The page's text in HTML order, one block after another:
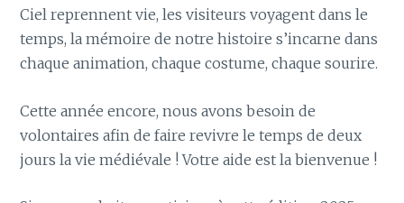
Ciel reprennent vie, les visiteurs voyagent dans le
temps, la mémoire de notre histoire s’incarne dans
chaque animation, chaque costume, chaque sourire.
Cette année encore, nous avons besoin de
volontaires afin de faire revivre le temps de deux
jours la vie médiévale ! Votre aide est la bienvenue !